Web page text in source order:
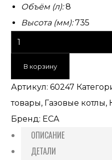
Объём (л):8
Высота (мм):735
В корзину
Артикул:60247
товары, Газовые котлы,
Бренд: ECA
ОПИСАНИЕ
ДЕТАЛИ